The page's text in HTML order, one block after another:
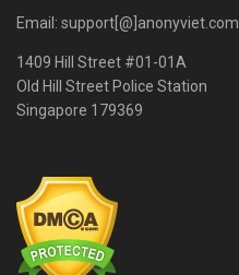
Email: support[@]anonyviet.com
1409 Hill Street #01-01A
Old Hill Street Police Station
Singapore 179369